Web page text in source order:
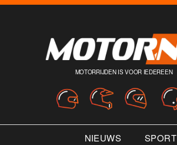
MOTORRIJDEN IS VOOR IEDEREEN
NIEUWS SPORT